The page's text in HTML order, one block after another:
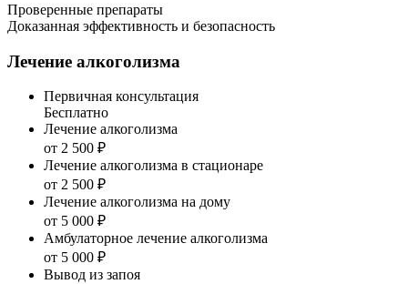
Проверенные препараты
Доказанная эффективность и безопасность
Лечение алкоголизма
Первичная консультация
Бесплатно
Лечение алкоголизма
от 2 500 ₽
Лечение алкоголизма в стационаре
от 2 500 ₽
Лечение алкоголизма на дому
от 5 000 ₽
Амбулаторное лечение алкоголизма
от 5 000 ₽
Вывод из запоя